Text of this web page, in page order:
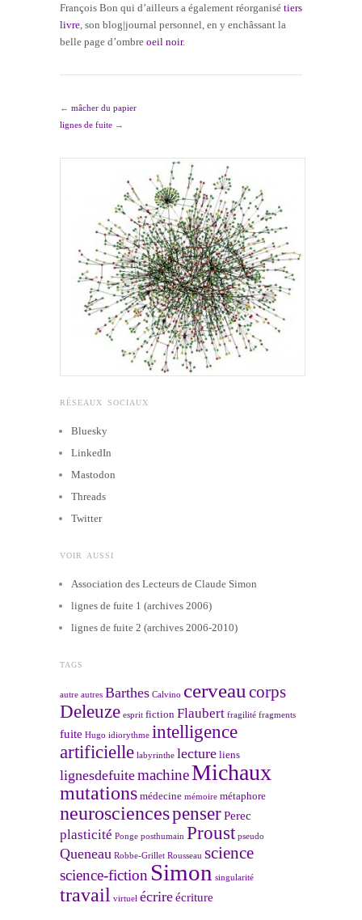
François Bon qui d’ailleurs a également réorganisé tiers
livre , son blog|journal personnel, en y enchâssant la
belle page d’ombre oeil noir.
← mâcher du papier
lignes de fuite →
RÉSEAUX SOCIAUX
Bluesky
LinkedIn
Mastodon
Threads
Twitter
VOIR AUSSI
Association des Lecteurs de Claude Simon
lignes de fuite 1 (archives 2006)
lignes de fuite 2 (archives 2006-2010)
TAGS
autre autres Barthes Calvino cerveau corps
Deleuze esprit fiction Flaubert fragilité fragments
fuite Hugo idiorythme intelligence
artificielle labyrinthe lecture liens
lignesdefuitemachineMichaux
mutations médecine mémoire métaphore
neurosciencespenserPerec
plasticité Ponge posthumain Proust pseudo
Queneau Robbe-Grillet Rousseau science
science-fiction Simon singularité
travail virtuel écrireécriture